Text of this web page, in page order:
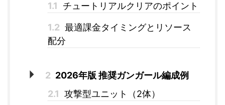
1.1
チュートリアルクリアのポイント
1.2 最適課金タイミングとリソース
配分
2 2026年版 推奨ガンガール編成例
2.1 攻撃型ユニット（2体）